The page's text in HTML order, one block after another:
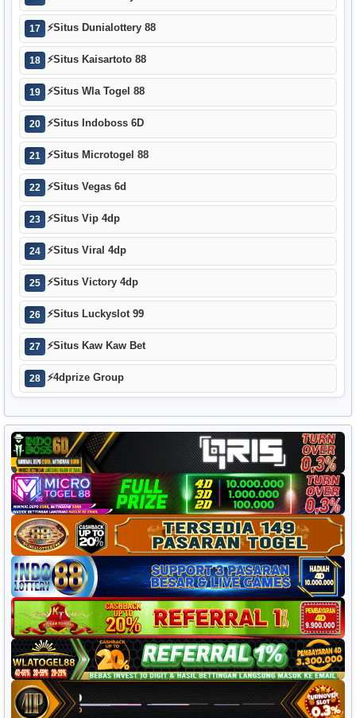
17 ⚡Situs Dunialottery 88
18 ⚡Situs Kaisartoto 88
19 ⚡Situs Wla Togel 88
20 ⚡Situs Indoboss 6D
21 ⚡Situs Microtogel 88
22 ⚡Situs Vegas 6d
23 ⚡Situs Vip 4dp
24 ⚡Situs Viral 4dp
25 ⚡Situs Victory 4dp
26 ⚡Situs Luckyslot 99
27 ⚡Situs Kaw Kaw Bet
28 ⚡4dprize Group